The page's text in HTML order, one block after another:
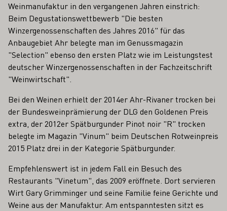
Weinmanufaktur in den vergangenen Jahren einstrich:
Beim Degustationswettbewerb "Die besten
Winzergenossenschaften des Jahres 2016" für das
Anbaugebiet Ahr belegte man im Genussmagazin
"Selection" ebenso den ersten Platz wie im Leistungstest
deutscher Winzergenossenschaften in der Fachzeitschrift
"Weinwirtschaft".
Bei den Weinen erhielt der 2014er Ahr-Rivaner trocken bei
der Bundesweinprämierung der DLG den Goldenen Preis
extra, der 2012er Spätburgunder Pinot noir "R" trocken
belegte im Magazin "Vinum" beim Deutschen Rotweinpreis
2015 Platz drei in der Kategorie Spätburgunder.
Empfehlenswert ist in jedem Fall ein Besuch des
Restaurants "Vinetum", das 2009 eröffnete. Dort servieren
Wirt Gary Grimminger und seine Familie feine Gerichte und
Weine aus der Manufaktur. Am entspanntesten sitzt es